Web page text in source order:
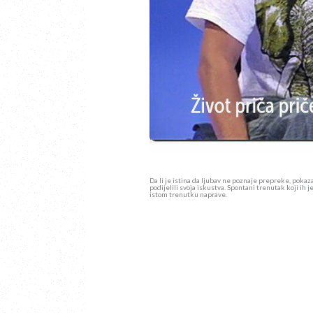
Da li je istina da ljubav ne poznaje prepreke,
podijelili svoja iskustva. Spontani trenutak koji ih
istom trenutku naprave.